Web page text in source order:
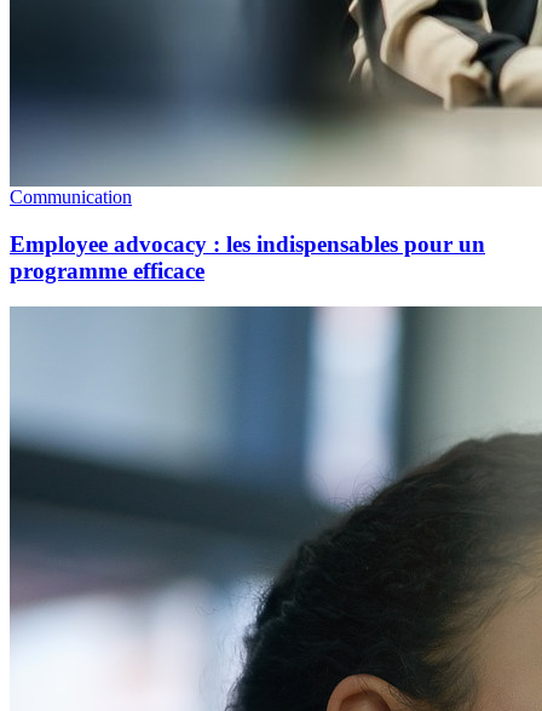
Communication
Employee advocacy : les indispensables pour un
programme efficace